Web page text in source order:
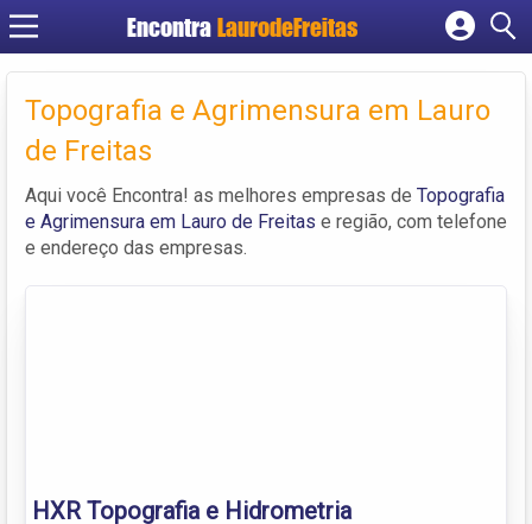
Encontra LaurodeFreitas
Fazer login
Topografia e Agrimensura em Lauro
de Freitas
Aqui você Encontra! as melhores empresas de Topografia
e Agrimensura em Lauro de Freitas e região, com telefone
e endereço das empresas.
HXR Topografia e Hidrometria